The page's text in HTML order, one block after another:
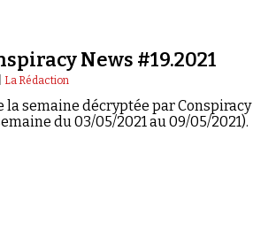
News #19.2021
La Rédaction
la semaine décryptée par Conspiracy
du 03/05/2021 au 09/05/2021).